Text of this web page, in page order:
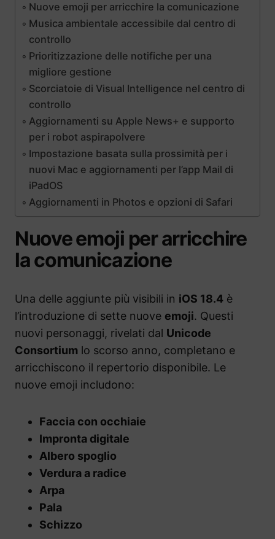
Nuove emoji per arricchire la comunicazione
Musica ambientale accessibile dal centro di
controllo
Prioritizzazione delle notifiche per una
migliore gestione
Scorciatoie di Visual Intelligence nel centro di
controllo
Aggiornamenti su Apple News+ e supporto
per i robot aspirapolvere
Impostazione basata sulla prossimità per i
nuovi Mac e aggiornamenti per l’app Mail di
iPadOS
Aggiornamenti in Photos e opzioni di Safari
Nuove emoji per arricchire
la comunicazione
Una delle aggiunte più visibili in iOS 18.4 è
l’introduzione di sette nuove emoji. Questi
nuovi personaggi, rivelati dal Unicode
Consortium lo scorso anno, completano e
arricchiscono il repertorio disponibile. Le
nuove emoji includono:
Faccia con occhiaie
Impronta digitale
Albero spoglio
Verdura a radice
Arpa
Pala
Schizzo